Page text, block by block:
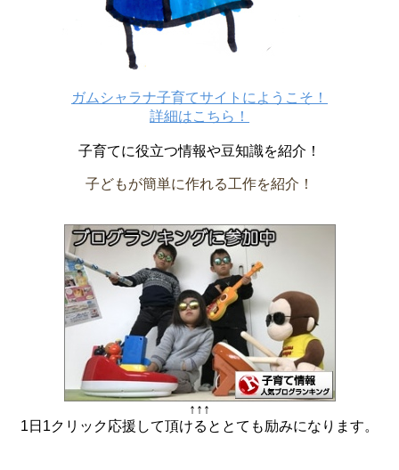
ガムシャラナ子育てサイトにようこそ！
詳細はこちら！
子育てに役立つ情報や豆知識を紹介！
子どもが簡単に作れる工作を紹介！
↑↑↑
1日1クリック応援して頂けるととても励みになります。